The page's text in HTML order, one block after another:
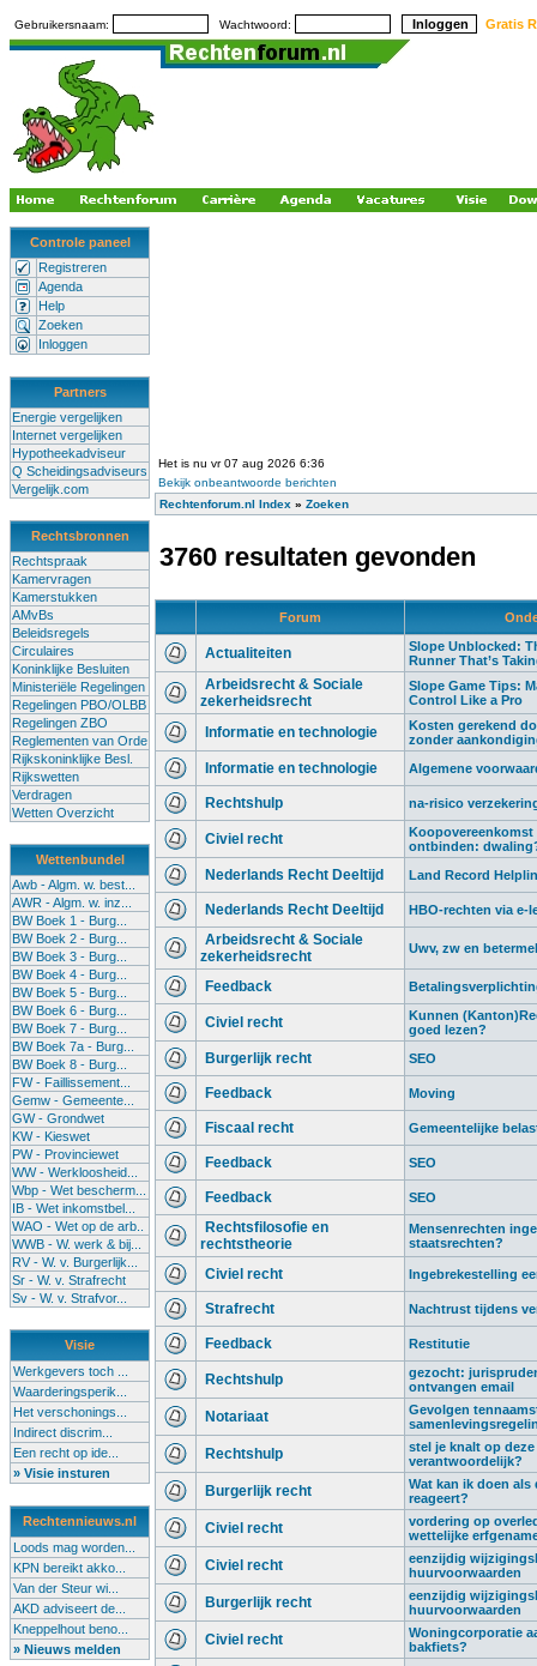
Gebruikersnaam: Wachtwoord: Gratis
Controle paneel
Registreren
Agenda
Help
Zoeken
Inloggen
Partners
Energie vergelijken
Internet vergelijken
Hypotheekadviseur
Q Scheidingsadviseurs
Vergelijk.com
Rechtsbronnen
Rechtspraak
Kamervragen
Kamerstukken
AMvBs
Beleidsregels
Circulaires
Koninklijke Besluiten
Ministeriële Regelingen
Regelingen PBO/OLBB
Regelingen ZBO
Reglementen van Orde
Rijkskoninklijke Besl.
Rijkswetten
Verdragen
Wetten Overzicht
Wettenbundel
Awb - Algm. w. best...
AWR - Algm. w. inz...
BW Boek 1 - Burg...
BW Boek 2 - Burg...
BW Boek 3 - Burg...
BW Boek 4 - Burg...
BW Boek 5 - Burg...
BW Boek 6 - Burg...
BW Boek 7 - Burg...
BW Boek 7a - Burg...
BW Boek 8 - Burg...
FW - Faillissement...
Gemw - Gemeente...
GW - Grondwet
KW - Kieswet
PW - Provinciewet
WW - Werkloosheid...
Wbp - Wet bescherm...
IB - Wet inkomstbel...
WAO - Wet op de arb..
WWB - W. werk & bij...
RV - W. v. Burgerlijk...
Sr - W. v. Strafrecht
Sv - W. v. Strafvor...
Visie
Werkgevers toch ...
Waarderingsperik...
Het verschonings...
Indirect discrim...
Een recht op ide...
» Visie insturen
Rechtennieuws.nl
Loods mag worden...
KPN bereikt akko...
Van der Steur wi...
AKD adviseert de...
Kneppelhout beno...
» Nieuws melden
Het is nu vr 07 aug 2026 6:36
Bekijk onbeantwoorde berichten
Rechtenforum.nl Index » Zoeken
3760 resultaten gevonden
Forum
Actualiteiten
Slope Unblocked:
Runner That’s
Arbeidsrecht & Sociale
zekerheidsrecht
Slope Game Tips:
Control Like a Pro
Informatie en technologie
Kosten gerekend
zonder
Informatie en technologie Algemene
Rechtshulp na-risico
Civiel recht
ontbinden:
Nederlands Recht Deeltijd Land Record
Nederlands Recht Deeltijd HBO-rechten via e-
Arbeidsrecht & Sociale
zekerheidsrecht
Uwv, zw en
Feedback
Civiel recht
Kunnen
goed lezen?
Burgerlijk recht SEO
Feedback Moving
Fiscaal recht Gemeentelijke
Feedback SEO
Feedback SEO
Rechtsfilosofie en
rechtstheorie
Mensenrechten
staatsrechten?
Civiel recht Ingebrekestelling
Strafrecht Nachtrust tijdens
Feedback Restitutie
Rechtshulp
gezocht:
ontvangen email
Notariaat
Gevolgen
Rechtshulp
stel je knalt op
verantwoordelijk?
Burgerlijk recht
Wat kan ik doen
reageert?
Civiel recht
vordering op
wettelijke
Civiel recht
eenzijdig
huurvoorwaarden
Burgerlijk recht
eenzijdig
huurvoorwaarden
Civiel recht
Woningcorporatie
bakfiets?